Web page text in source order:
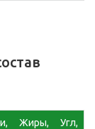
Жиры,
Угл,